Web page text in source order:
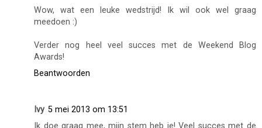
Wow, wat een leuke wedstrijd! Ik wil ook wel graag
meedoen :)
Verder nog heel veel succes met de Weekend Blog
Awards!
Beantwoorden
Ivy 5 mei 2013 om 13:51